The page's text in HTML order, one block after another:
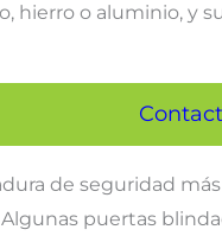
hierro o aluminio, y
de seguridad
puertas